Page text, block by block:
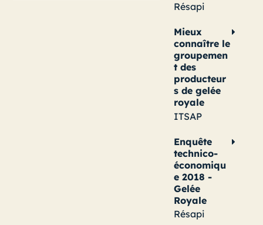
Résapi
Mieux
connaître le
groupemen
t des
producteur
s de gelée
royale
ITSAP
Enquête
technico-
économiqu
e 2018 -
Gelée
Royale
Résapi